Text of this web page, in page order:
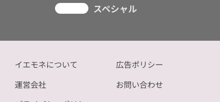
スペシャル
イエモネについて
運営会社
広告ポリシー
お問い合わせ